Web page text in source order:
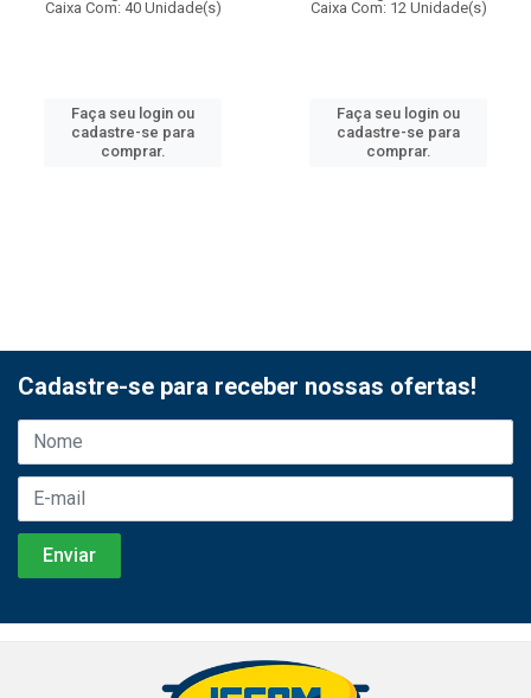
Caixa Com: 40 Unidade(s)
Faça seu login ou
cadastre-se para
comprar.
Caixa Com: 12 Unidade(s)
Faça seu login ou
cadastre-se para
comprar.
Cadastre-se para receber nossas ofertas!